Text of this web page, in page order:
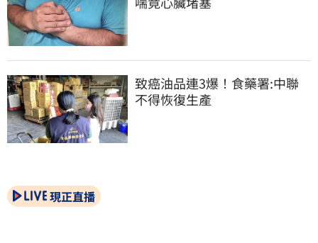
致癌油品連3爆！食藥署:中聯
不得恢復生產
現正直播